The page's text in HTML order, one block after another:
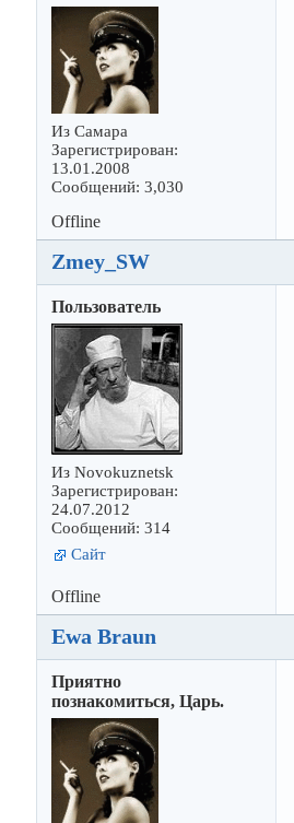
Из Самара
Зарегистрирован:
13.01.2008
Сообщений: 3,030
Offline
Zmey_SW
Пользователь
Из Novokuznetsk
Зарегистрирован:
24.07.2012
Сообщений: 314
Сайт
Offline
Ewa Braun
Приятно
познакомиться, Царь.